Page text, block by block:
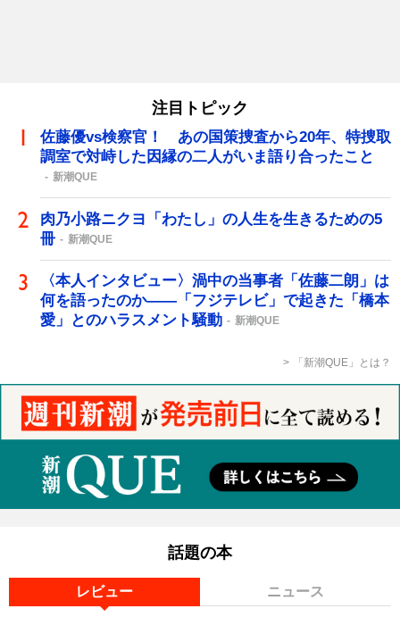
注目トピック
佐藤優vs検察官！ あの国策捜査から20年、特捜取
調室で対峙した因縁の二人がいま語り合ったこと
新潮QUE
肉乃小路ニクヨ「わたし」の人生を生きるための5
冊
新潮QUE
〈本人インタビュー〉渦中の当事者「佐藤二朗」は
何を語ったのか――「フジテレビ」で起きた「橋本
愛」とのハラスメント騒動
新潮QUE
「新潮QUE」とは？
話題の本
レビュー ニュース